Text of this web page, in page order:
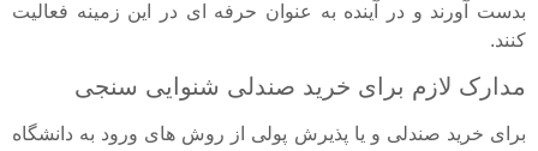
بدست آورند و در آینده به عنوان حرفه ای در این زمینه فعالیت
کنند.
مدارک لازم برای خرید صندلی شنوایی سنجی
برای خرید صندلی و یا پذیرش پولی از روش های ورود به دانشگاه